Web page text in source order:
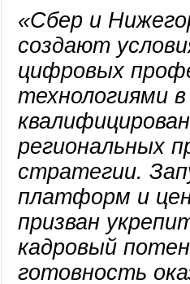
«Сбер и
создают
цифровых
технологиями
региональных
стратегии.
платформ и
призван
кадровый
готовность